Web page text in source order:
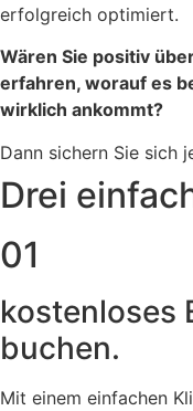
erfolgreich optimiert.
Wären Sie positiv
erfahren, worauf es
wirklich ankommt?
Dann sichern Sie sich
Drei
01
kostenloses
buchen.
Mit einem einfachen